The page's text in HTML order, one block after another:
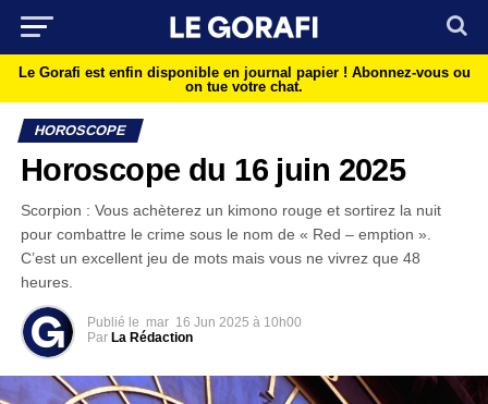
Le Gorafi est enfin disponible en journal papier ! Abonnez-vous ou
on tue votre chat.
HOROSCOPE
Horoscope du 16 juin 2025
Scorpion : Vous achèterez un kimono rouge et sortirez la nuit
pour combattre le crime sous le nom de « Red – emption ».
C’est un excellent jeu de mots mais vous ne vivrez que 48
heures.
Publié le mar 16 Jun 2025 à 10h00
Par La Rédaction